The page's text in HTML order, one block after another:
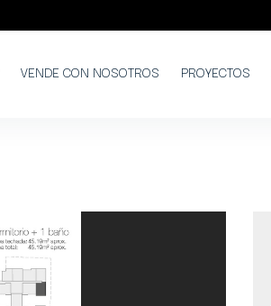
VENDE CON NOSOTROS PROYECTOS